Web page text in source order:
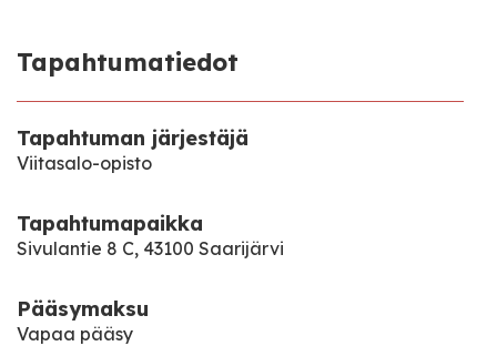
Tapahtumatiedot
Tapahtuman järjestäjä
Viitasalo-opisto
Tapahtumapaikka
Sivulantie 8 C, 43100 Saarijärvi
Pääsymaksu
Vapaa pääsy